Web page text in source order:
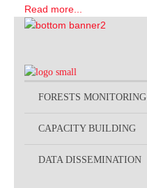
Read more...
FORESTS MONITORING
CAPACITY BUILDING
DATA DISSEMINATION